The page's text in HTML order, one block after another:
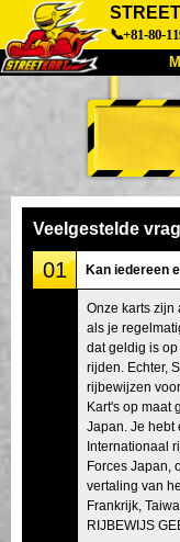
📞+81-80-
Over
Bedrijf
Tokyo
Tokyo
Tokyo Shibuya
Tokyo Asakusa
Okinawa
Veelgestelde
01 Kan iedereen
Onze karts zijn
als je
dat geldig is
rijden. Echter,
rijbewijzen
Kart's op maat
Japan. Je hebt
Internationaal
Forces Japan,
vertaling van
Frankrijk,
RIJBEWIJS